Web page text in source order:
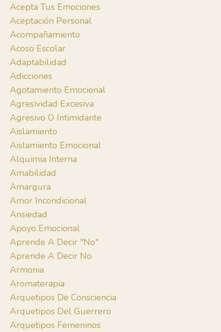
Acepta Tus Emociones
Aceptación Personal
Acompañamiento
Acoso Escolar
Adaptabilidad
Adicciones
Agotamiento Emocional
Agresividad Excesiva
Agresivo O Intimidante
Aislamiento
Aislamiento Emocional
Alquimia Interna
Amabilidad
Amargura
Amor Incondicional
Ansiedad
Apoyo Emocional
Aprende A Decir "no"
Aprende A Decir No
Armonia
Aromaterapia
Arquetipos De Consciencia
Arquetipos Del Guerrero
Arquetipos Femeninos